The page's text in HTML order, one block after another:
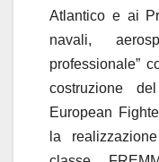
Atlantico e ai
navali,
professionale”
costruzione
European
la